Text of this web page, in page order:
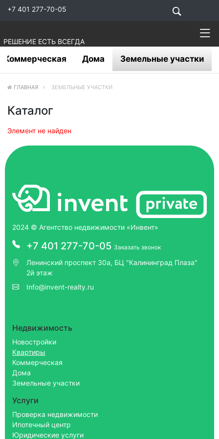
+7 401 277-70-05
РЕШЕНИЕ ЕСТЬ ВСЕГДА
Коммерческая Дома Земельные участки
ГЛАВНАЯ ЗЕМЕЛЬНЫЕ УЧАСТКИ
Каталог
Элемент не найден
2024 © Агентство недвижимости «Инвент»
+7 401 277-70-05 Заказать звонок
Ленинский проспект 30а, БЦ "Калининград Плаза"
2й этаж
Info@invent-realty.ru
Недвижимость
Новостройки
Квартиры
Коммерческая
Дома
Земельные участки
Услуги
Проверка недвижимости
Ипотечный центр
Юридические услуги